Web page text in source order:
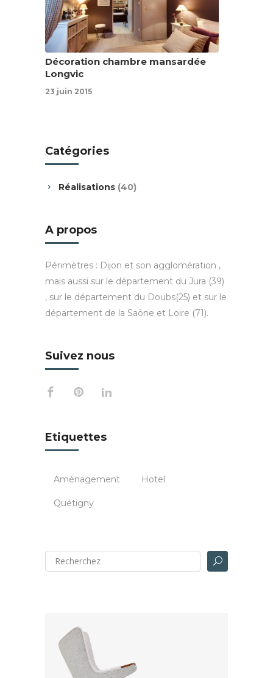
Décoration chambre mansardée
Longvic
23 juin 2015
Catégories
Réalisations (40)
A propos
Périmètres : Dijon et son agglomération ,
mais aussi sur le département du Jura (39)
, sur le département du Doubs(25) et sur le
département de la Saône et Loire (71).
Suivez nous
Etiquettes
Aménagement Hotel
Quétigny